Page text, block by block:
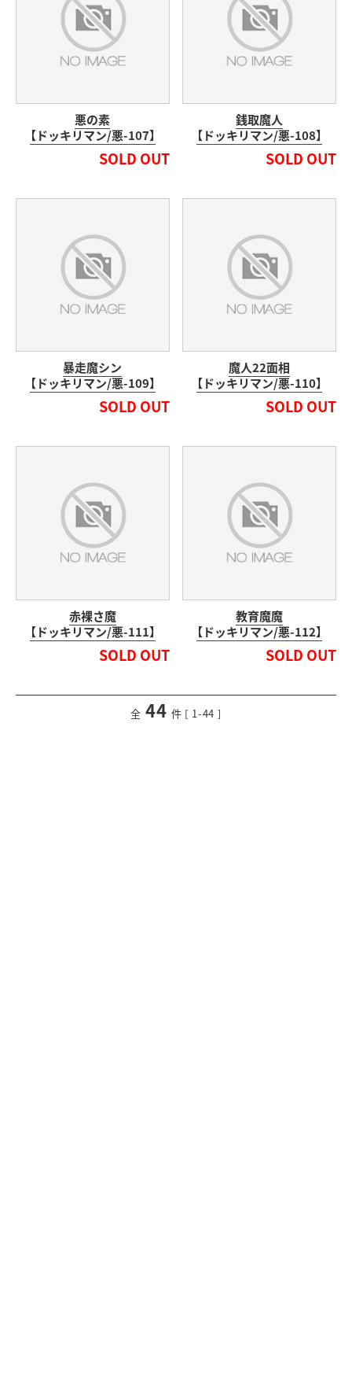
悪の素
【ドッキリマン/悪-107】
SOLD OUT
銭取魔人
【ドッキリマン/悪-108】
SOLD OUT
暴走魔シン
【ドッキリマン/悪-109】
SOLD OUT
魔人22面相
【ドッキリマン/悪-110】
SOLD OUT
赤裸さ魔
【ドッキリマン/悪-111】
SOLD OUT
教育魔魔
【ドッキリマン/悪-112】
SOLD OUT
全 44 件 [ 1-44 ]